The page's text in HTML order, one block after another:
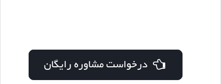
درخواست مشاوره رایگان